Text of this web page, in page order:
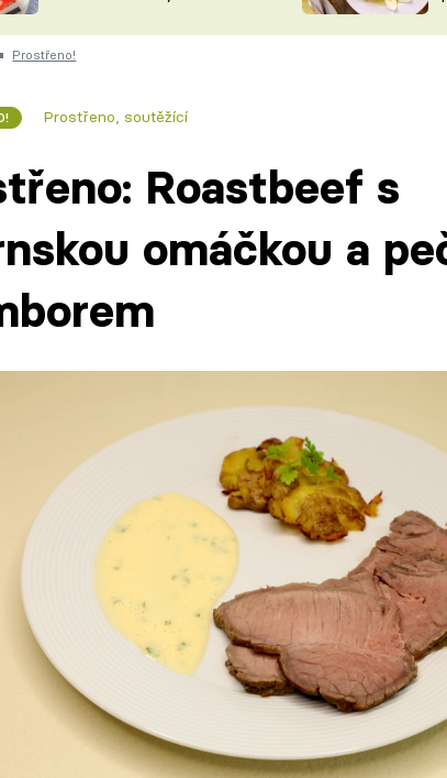
ČESKO NA TALÍŘI
KUCHAŘKA
Prostřeno!
Prostřeno, soutěžící
Roastbeef s
omáčkou a